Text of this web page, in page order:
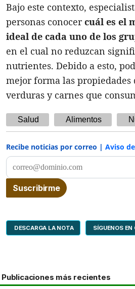
Bajo este contexto,
personas conocercuál es el
ideal de cada uno de los
en el cual no reduzcan
nutrientes. Debido a esto,
mejor forma las propiedades
verduras y carnes que
Salud Alimentos
Recibe noticias por correo | Aviso
DESCARGA LA NOTA SÍGUENOS EN
Publicaciones más recientes